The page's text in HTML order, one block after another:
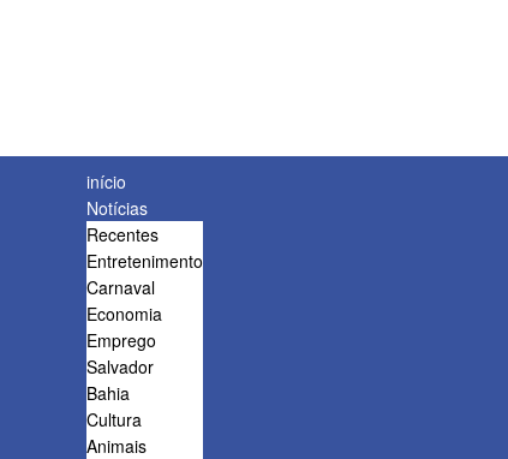
início
Notícias
Recentes
Entretenimento
Carnaval
Economia
Emprego
Salvador
Bahia
Cultura
Animais